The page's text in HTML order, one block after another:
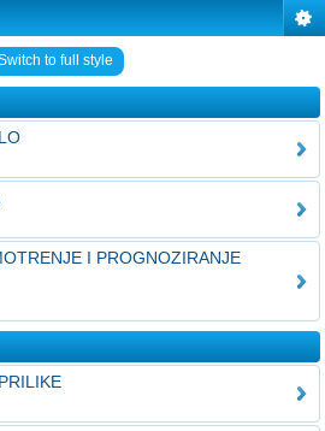
to full style
I PROGNOZIRANJE